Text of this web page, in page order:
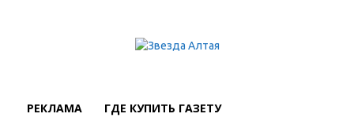
РЕКЛАМА ГДЕ КУПИТЬ ГАЗЕТУ